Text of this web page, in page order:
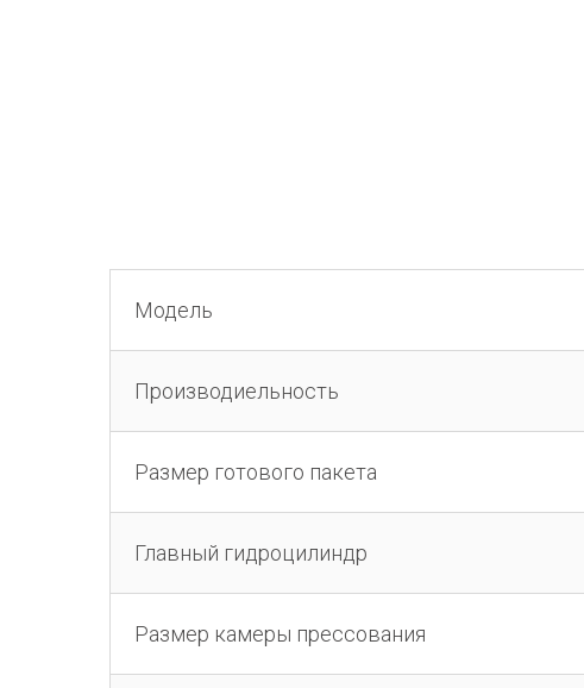
Модель
Производиельность
Размер готового пакета
Главный гидроцилиндр
Размер камеры прессования